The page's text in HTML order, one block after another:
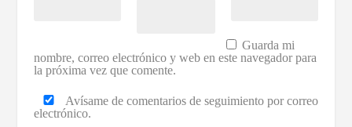
Guarda mi
nombre, correo electrónico y web en este navegador para
la próxima vez que comente.
Avísame de comentarios de seguimiento por correo
electrónico.